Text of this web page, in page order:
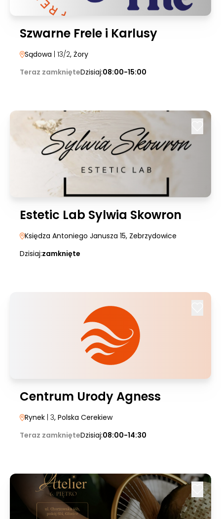
Szwarne Frele i Karlusy
Sądowa | 13/2, Żory
Teraz zamknięteDzisiaj:08:00-15:00
Estetic Lab Sylwia Skowron
Księdza Antoniego Janusza 15, Zebrzydowice
Dzisiaj:zamknięte
Centrum Urody Agness
Rynek | 3, Polska Cerekiew
Teraz zamknięteDzisiaj:08:00-14:30